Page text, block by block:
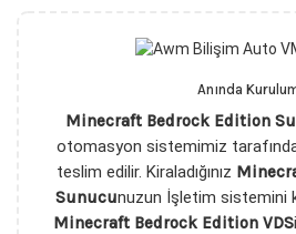
Anında
Minecraft Bedrock Edition
otomasyon sistemimiz
teslim edilir. Kiraladığınız
Sunucunuzun İşletim sistemini
Minecraft Bedrock Edition VDS